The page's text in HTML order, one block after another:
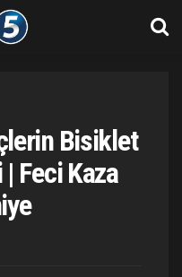
Bisiklet
Feci Kaza